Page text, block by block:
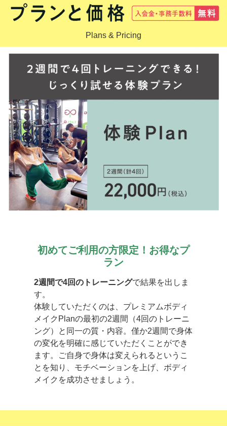
Plans & Pricing
初めてご利用の方限定！お得なプ
ラン
2週間で4回のトレーニングで結果を出しま
す。
体験していただくのは、プレミアムボディ
メイクPlanの最初の2週間（4回のトレーニ
ング）と同一の質・内容。僅か2週間で身体
の変化を明確に感じていただくことができ
ます。ご自身で身体は変えられるというこ
とを知り、モチベーションを上げ、ボディ
メイクを成功させましょう。